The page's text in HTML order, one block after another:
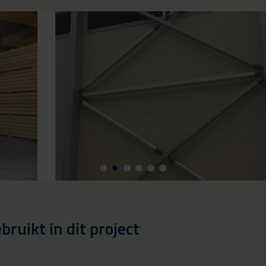
in dit project